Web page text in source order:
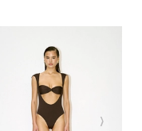
›